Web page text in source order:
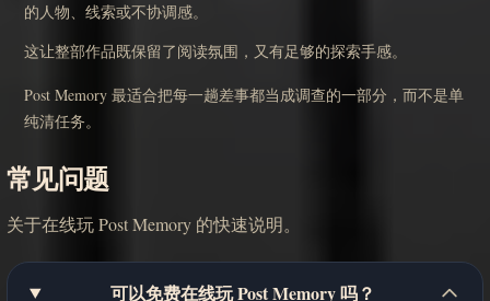
的人物、线索或不协调感。
这让整部作品既保留了阅读氛围，又有足够的探索手感。
Post Memory 最适合把每一趟差事都当成调查的一部分，而不是单
纯清任务。
常见问题
关于在线玩 Post Memory 的快速说明。
可以免费在线玩 Post Memory 吗？